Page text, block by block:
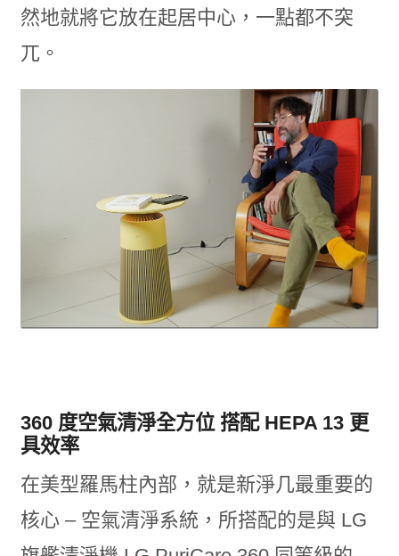
然地就將它放在起居中心，一點都不突
兀。
360 度空氣清淨全方位 搭配 HEPA 13 更
具效率
在美型羅馬柱內部，就是新淨几最重要的
核心 – 空氣清淨系統，所搭配的是與 LG